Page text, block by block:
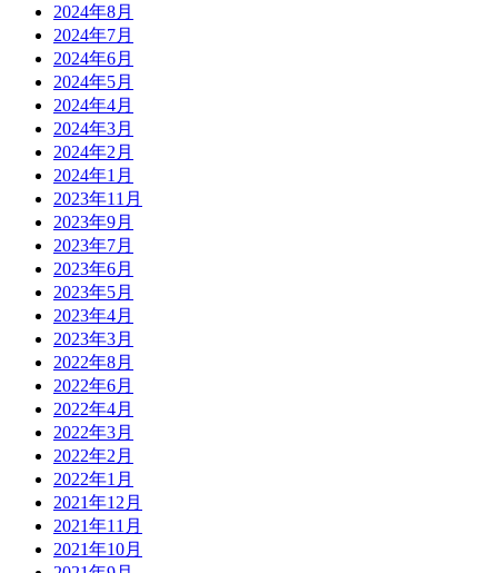
2024年8月
2024年7月
2024年6月
2024年5月
2024年4月
2024年3月
2024年2月
2024年1月
2023年11月
2023年9月
2023年7月
2023年6月
2023年5月
2023年4月
2023年3月
2022年8月
2022年6月
2022年4月
2022年3月
2022年2月
2022年1月
2021年12月
2021年11月
2021年10月